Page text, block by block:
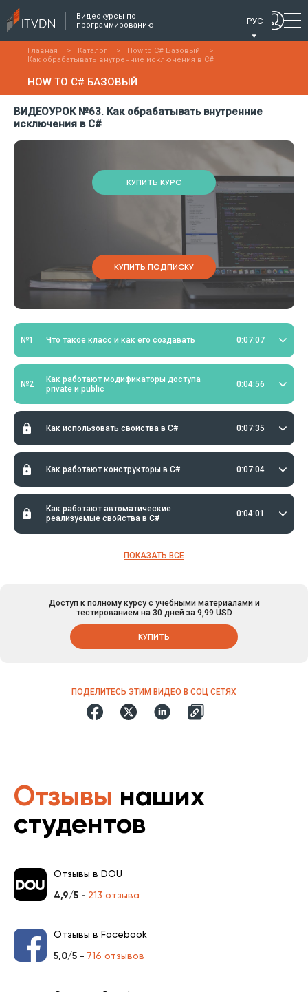
Видеокурсы по
программированию
РУС
Главная > Каталог > How to C# Базовый
>
Как обрабатывать внутренние исключения в C#
HOW TO C# БАЗОВЫЙ
ВИДЕОУРОК №63. Как обрабатывать внутренние
исключения в C#
КУПИТЬ КУРС
КУПИТЬ ПОДПИСКУ
№1 Что такое класс и как его создавать 0:07:07
№2
Как работают модификаторы доступа
private и public
0:04:56
Как использовать свойства в C# 0:07:35
Как работают конструкторы в C# 0:07:04
Как работают автоматические
реализуемые свойства в C#
0:04:01
ПОКАЗАТЬ ВСЕ
ПОДЕЛИТЕСЬ ЭТИМ ВИДЕО В СОЦ СЕТЯХ
Доступ к полному курсу с учебными материалами и
тестированием на 30 дней за 9,99 USD
КУПИТЬ
Отзывы наших
студентов
Отзывы в DOU
4,9/5 - 213 отзыва
Отзывы в Facebook
5,0/5 - 716 отзывов